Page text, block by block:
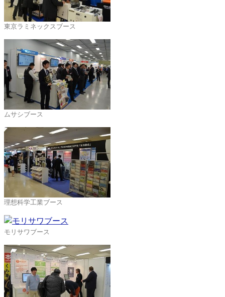
東京ラミネックスブース
ムサシブース
理想科学工業ブース
モリサワブース